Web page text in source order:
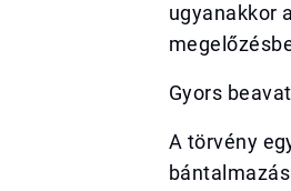
ugyanakkor
Gyors
A törvény